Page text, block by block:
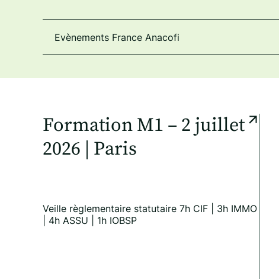
Evènements France Anacofi
Formation M1 – 2 juillet
2026 | Paris
Veille règlementaire statutaire 7h CIF | 3h IMMO
| 4h ASSU | 1h IOBSP